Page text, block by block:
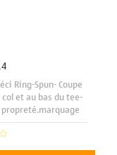
Ring-Spun- Coupe
et au bas du tee-
cm